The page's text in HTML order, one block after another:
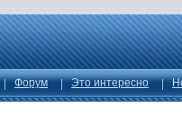
Форум Это интересно